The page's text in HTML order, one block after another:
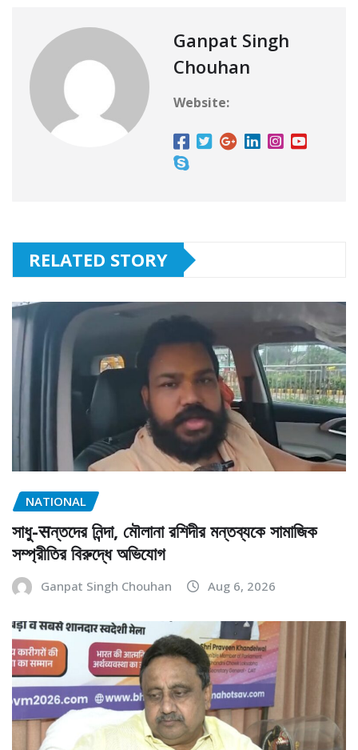
Ganpat Singh
Chouhan
Website:
RELATED STORY
NATIONAL
সাধু-सন্তদের নিন্দা, মৌলানা রশিদীর মন্তব্যকে সামাজিক
সম্প্রীতির বিরুদ্ধে অভিযোগ
Ganpat Singh Chouhan Aug 6, 2026